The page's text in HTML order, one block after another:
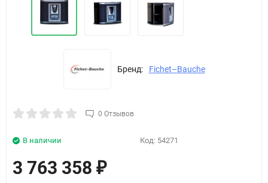
Бренд: Fichet–Bauche
0 Отзывов
В наличии Код: 54271
3 763 358 ₽